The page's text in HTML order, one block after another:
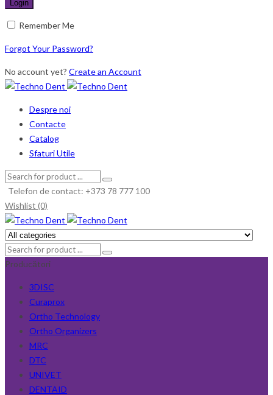
Remember Me
Forgot Your Password?
No account yet? Create an Account
Despre noi
Contacte
Catalog
Sfaturi Utile
Telefon de contact: +373 78 777 100
Wishlist (0)
Producători
3DISC
Curaprox
Ortho Technology
Ortho Organizers
MRC
DTC
UNIVET
DENTAID